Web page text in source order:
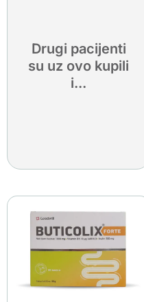
Drugi pacijenti
su uz ovo kupili
i...